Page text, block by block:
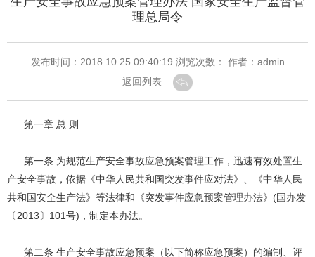
理总局令
发布时间：2018.10.25 09:40:19 浏览次数：
作者：admin
返回列表
第一章 总 则
第一条 为规范生产安全事故应急预案管理工作，迅速有效处置生
产安全事故，依据《中华人民共和国突发事件应对法》、《中华人民
共和国安全生产法》等法律和《突发事件应急预案管理办法》(国办发
〔2013〕101号)，制定本办法。
第二条 生产安全事故应急预案（以下简称应急预案）的编制、评